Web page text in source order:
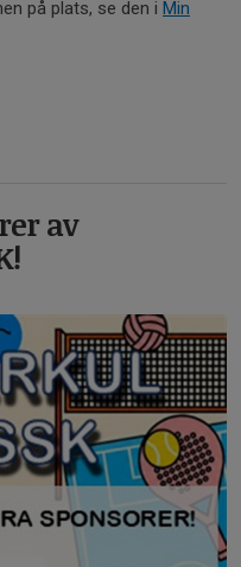
på plats, se den i Min
av